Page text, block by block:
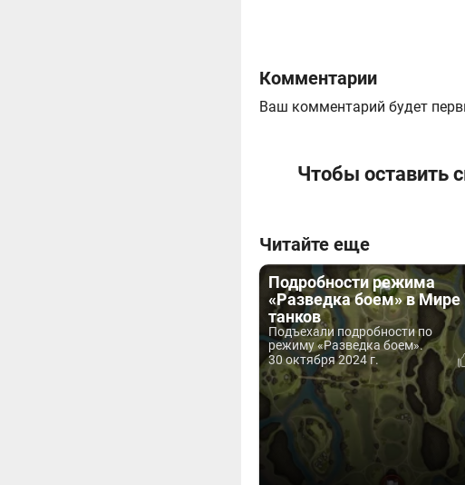
Комментарии
Ваш комментарий будет
Чтобы оставить
Читайте еще
Подробности режима
«Разведка боем» в Мире
танков
Подъехали подробности по
режиму «Разведка боем».
30 октября 2024 г.